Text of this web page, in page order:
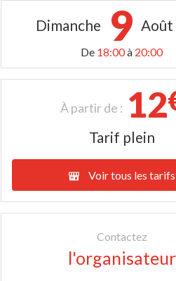
Dimanche 9 Août
De 18:00à 20:00
À partir de : 12
Tarif plein
Voir tous les tarifs
Contactez
l'organisateur